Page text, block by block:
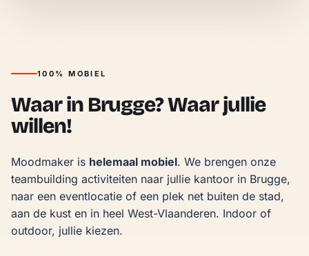
100% MOBIEL
Waar in Brugge? Waar jullie
willen!
Moodmaker is helemaal mobiel. We brengen onze
teambuilding activiteiten naar jullie kantoor in Brugge,
naar een eventlocatie of een plek net buiten de stad,
aan de kust en in heel West-Vlaanderen. Indoor of
outdoor, jullie kiezen.